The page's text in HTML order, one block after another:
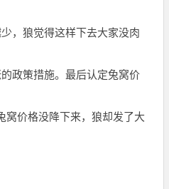
，狼觉得这样下去大家没肉
政策措施。最后认定兔窝价
窝价格没降下来，狼却发了大